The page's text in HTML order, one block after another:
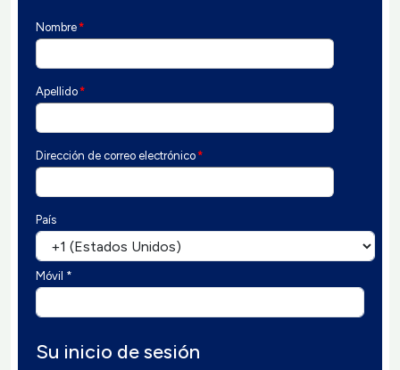
Nombre*
Apellido*
Dirección de correo electrónico*
País
Móvil *
Su inicio de sesión